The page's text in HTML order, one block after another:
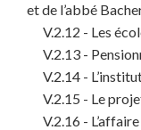
et de l’abbé
V.2.12 - Les
V.2.13 -
V.2.14 -
V.2.15 - Le
V.2.16 - L’affaire